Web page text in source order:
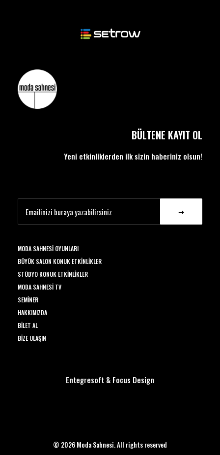
BÜLTENE KAYIT OL
Yeni etkinliklerden ilk sizin haberiniz olsun!
MODA SAHNESI OYUNLARI
BÜYÜK SALON KONUK ETKINLIKLER
STÜDYO KONUK ETKINLIKLER
MODA SAHNESI TV
SEMINER
HAKKIMIZDA
BILET AL
BIZE ULAŞIN
Entegresoft & Focus Design
© 2026 Moda Sahnesi. All rights reserved